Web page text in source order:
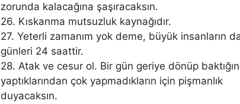
zorunda kalacağına şaşıracaksın.
26. Kıskanma mutsuzluk kaynağıdır.
27. Yeterli zamanım yok deme, büyük insanların
günleri 24 saattir.
28. Atak ve cesur ol. Bir gün geriye dönüp
yaptıklarından çok yapmadıkların için pişmanlık
duyacaksın.